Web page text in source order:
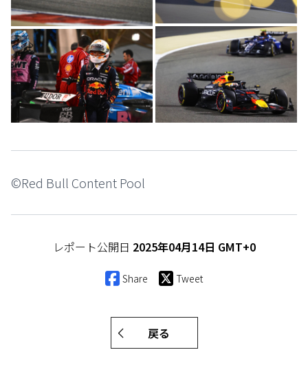
©Red Bull Content Pool
レポート公開日 2025年04月14日 GMT+0
Share Tweet
戻る